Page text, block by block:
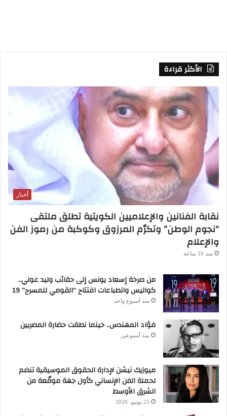
الأكثر قراءة
أخبار
نقابة الفنانين والإعلاميين الكويتية تطلق ملتقى
“نجوم الوطن” وتكرّم المرزوق وكوكبة من رموز الفن
والإعلام
منذ 19 ساعة
من صرخة إسعاد يونس إلى حقائب وليد عوني..
كواليس وانطباعات افتتاح “القومي للمسرح” 19
منذ أسبوع واحد
فؤاد المهندس.. حينما نطقت حضارة المصريين
منذ أسبوعين
ميوزيك نيشن لإدارة الحقوق الموسيقية تنضم
لحملة الفن الإنساني كأول جهة موقّعة من
الشرق الأوسط
25 يونيو، 2026